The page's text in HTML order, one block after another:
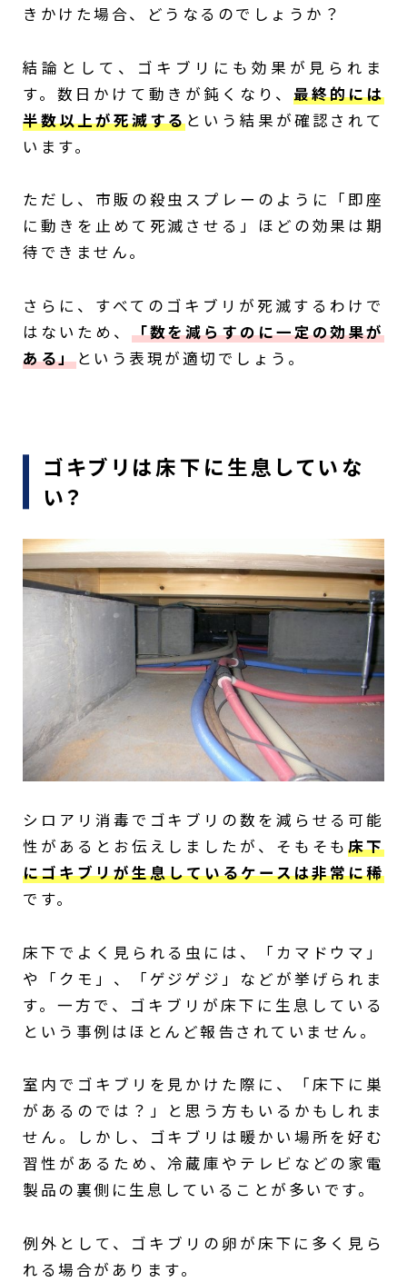
きかけた場合、どうなるのでしょうか？
結論として、ゴキブリにも効果が見られま
す。数日かけて動きが鈍くなり、最終的には
半数以上が死滅するという結果が確認されて
います。
ただし、市販の殺虫スプレーのように「即座
に動きを止めて死滅させる」ほどの効果は期
待できません。
さらに、すべてのゴキブリが死滅するわけで
はないため、 「数を減らすのに一定の効果が
ある」という表現が適切でしょう。
ゴキブリは床下に生息していな
い？
シロアリ消毒でゴキブリの数を減らせる可能
性があるとお伝えしましたが、そもそも床下
にゴキブリが生息しているケースは非常に稀
です。
床下でよく見られる虫には、「カマドウマ」
や「クモ」、「ゲジゲジ」などが挙げられま
す。一方で、ゴキブリが床下に生息している
という事例はほとんど報告されていません。
室内でゴキブリを見かけた際に、「床下に巣
があるのでは？」と思う方もいるかもしれま
せん。しかし、ゴキブリは暖かい場所を好む
習性があるため、冷蔵庫やテレビなどの家電
製品の裏側に生息していることが多いです。
例外として、ゴキブリの卵が床下に多く見ら
れる場合があります。